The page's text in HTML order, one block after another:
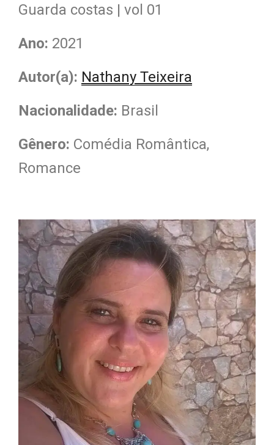
Guarda costas | vol 01
Ano: 2021
Autor(a): Nathany Teixeira
Nacionalidade: Brasil
Gênero: Comédia Romântica,
Romance